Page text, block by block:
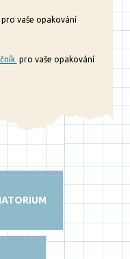
vaše opakování
pro vaše opakování